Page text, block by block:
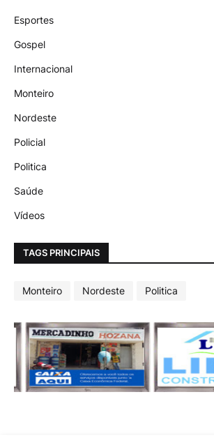
Esportes
Gospel
Internacional
Monteiro
Nordeste
Policial
Politica
Saúde
Vídeos
TAGS PRINCIPAIS
Monteiro Nordeste Politica